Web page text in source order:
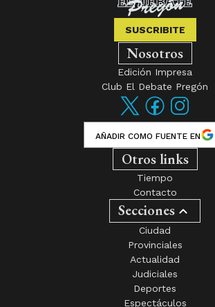
SUSCRIBITE
Nosotros
Edición Impresa
Club El Debate Pregón
AÑADIR COMO FUENTE EN
Otros links
Tiempo
Contacto
Secciones
Ciudad
Provinciales
Actualidad
Judiciales
Deportes
Espectáculos